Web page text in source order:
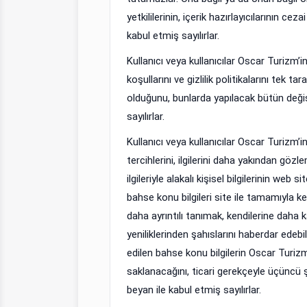
yetkililerinin, içerik hazırlayıcılarının
kabul etmiş sayılırlar.
Kullanıcı veya kullanıcılar Oscar
koşullarını ve gizlilik politikalarını tek
olduğunu, bunlarda yapılacak bütün
sayılırlar.
Kullanıcı veya kullanıcılar Oscar
tercihlerini, ilgilerini daha yakından
ilgileriyle alakalı kişisel bilgilerinin web
bahse konu bilgileri site ile tamamıyla
daha ayrıntılı tanımak, kendilerine
yeniliklerinden şahıslarını haberdar
edilen bahse konu bilgilerin Oscar
saklanacağını, ticari gerekçeyle üçüncü
beyan ile kabul etmiş sayılırlar.